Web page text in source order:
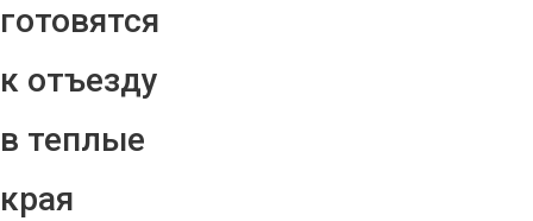
готовятся
к отъезду
в теплые
края